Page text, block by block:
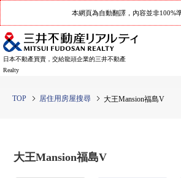
本網頁為自動翻譯，內容並非100%
日本不動產買賣，交給龍頭企業的三井不動產
Realty
TOP 居住用房屋搜尋 大王Mansion福島V
大王Mansion福島V